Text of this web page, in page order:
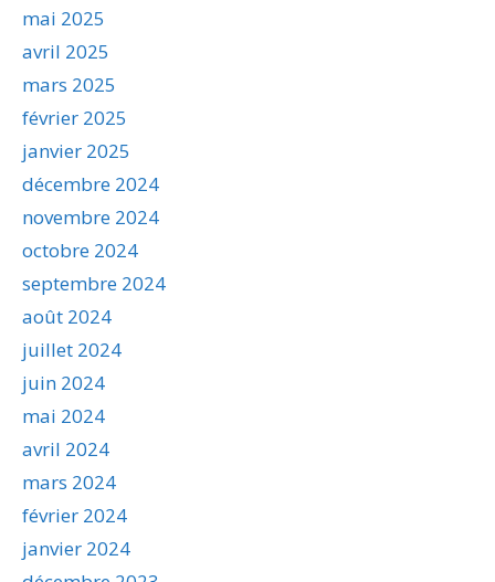
mai 2025
avril 2025
mars 2025
février 2025
janvier 2025
décembre 2024
novembre 2024
octobre 2024
septembre 2024
août 2024
juillet 2024
juin 2024
mai 2024
avril 2024
mars 2024
février 2024
janvier 2024